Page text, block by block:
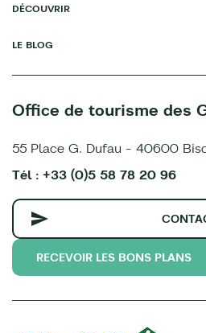
DÉCOUVRIR
LE BLOG
Office de tourisme des
55 Place G. Dufau - 40600
Tél : +33 (0)5 58 78 20 96
RECEVOIR LES BONS PLANS